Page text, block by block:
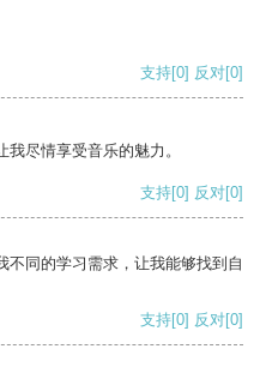
支持[0] 反对[0]
尽情享受音乐的魅力。
支持[0] 反对[0]
不同的学习需求，让我能够找到自
支持[0] 反对[0]